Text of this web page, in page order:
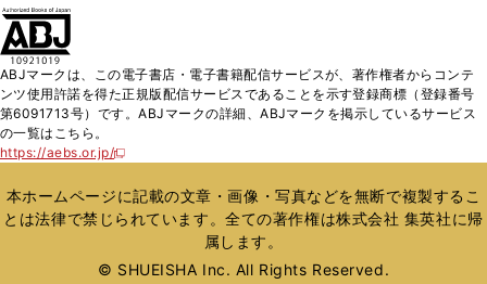
く
ド
ウ
で
ィ
ン
ド
開
く
ABJマークは、この電子書店・電子書籍配信サービスが、著作権者からコンテ
ンツ使用許諾を得た正規版配信サービスであることを示す登録商標（登録番号
第6091713号）です。ABJマークの詳細、ABJマークを掲示しているサービス
の一覧はこちら。
https://aebs.or.jp/
新
い
ウ
ィ
ウ
本ホームページに記載の文章・画像・写真などを無断で複製するこ
とは法律で禁じられています。全ての著作権は株式会社 集英社に帰
属します。
© SHUEISHA Inc. All Rights Reserved.